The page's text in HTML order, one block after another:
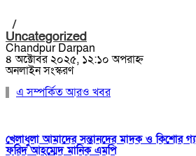
/
Uncategorized
Chandpur Darpan
৪ অক্টোবর ২০২৫, ১২:১০ অপরাহ্ন
অনলাইন সংস্করণ
এ সম্পর্কিত আরও খবর
খেলাধুলা আমাদের সন্তানদের মাদক ও কিশোর
ফরিদ আহম্মেদ মানিক এমপি